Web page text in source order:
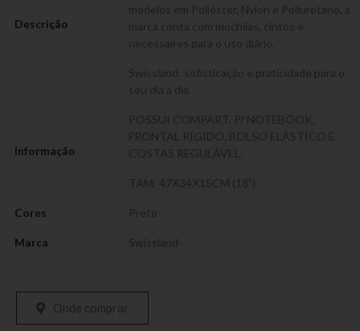
Descrição
modelos em Poliéster, Nylon e Poliuretano, a
marca conta com mochilas, cintos e
necessaires para o uso diário.
Swissland: sofisticação e praticidade para o
seu dia a dia.
Informação
POSSUI COMPART. P/ NOTEBOOK,
FRONTAL RÍGIDO, BOLSO ELÁSTICO E
COSTAS REGULÁVEL.
TAM: 47X34X15CM (18”)
Cores Preto
Marca Swissland
Onde comprar